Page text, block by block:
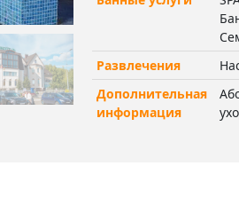
Развлечения
Дополнительная
информация